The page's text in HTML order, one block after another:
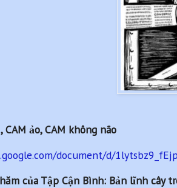
CAM ảo, CAM không não
document/d/
của Tập Cận Bình: Bản lĩnh cây